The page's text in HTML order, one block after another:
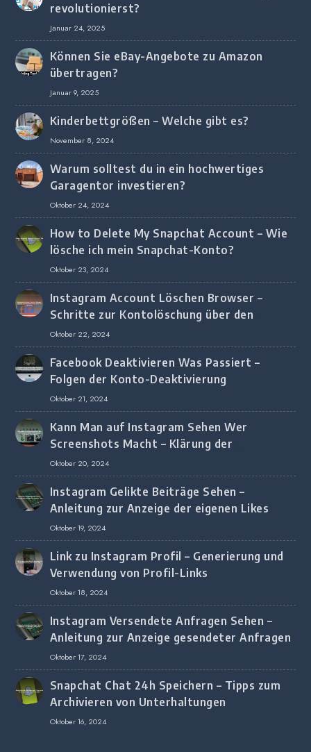
revolutionierst?
Januar 24, 2025
Können Sie eBay-Angebote zu Amazon
übertragen?
Januar 9, 2025
Kinderbettgrößen – Welche gibt es?
November 8, 2024
Warum solltest du in ein hochwertiges
Garagentor investieren?
Oktober 24, 2024
How to Delete My Snapchat Account – Wie
lösche ich mein Snapchat-Konto?
Oktober 23, 2024
Instagram Account Löschen Browser –
Schritte zur Kontolöschung über den
Browser
Oktober 22, 2024
Facebook Deaktivieren Was Passiert –
Folgen der Konto-Deaktivierung
Oktober 21, 2024
Kann Man auf Instagram Sehen Wer
Screenshots Macht – Klärung der
Screenshot-Erkennung
Oktober 20, 2024
Instagram Gelikte Beiträge Sehen –
Anleitung zur Anzeige der eigenen Likes
Oktober 19, 2024
Link zu Instagram Profil – Generierung und
Verwendung von Profil-Links
Oktober 18, 2024
Instagram Versendete Anfragen Sehen –
Anleitung zur Anzeige gesendeter Anfragen
Oktober 17, 2024
Snapchat Chat 24h Speichern – Tipps zum
Archivieren von Unterhaltungen
Oktober 16, 2024